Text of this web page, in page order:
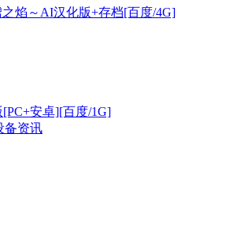
焰～AI汉化版+存档[百度/4G]
安卓][百度/1G]
备资讯